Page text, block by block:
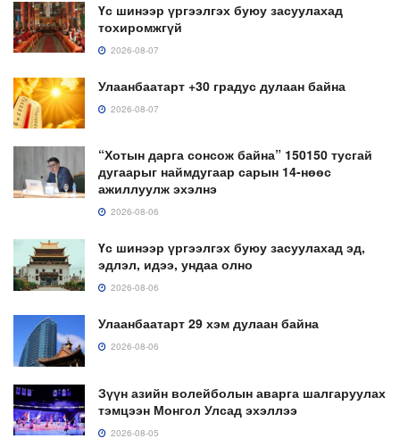
Үс шинээр үргээлгэх буюу засуулахад
тохиромжгүй
2026-08-07
Улаанбаатарт +30 градус дулаан байна
2026-08-07
“Хотын дарга сонсож байна” 150150 тусгай
дугаарыг наймдугаар сарын 14-нөөс
ажиллуулж эхэлнэ
2026-08-06
Үс шинээр үргээлгэх буюу засуулахад эд,
эдлэл, идээ, ундаа олно
2026-08-06
Улаанбаатарт 29 хэм дулаан байна
2026-08-06
Зүүн азийн волейболын аварга шалгаруулах
тэмцээн Монгол Улсад эхэллээ
2026-08-05